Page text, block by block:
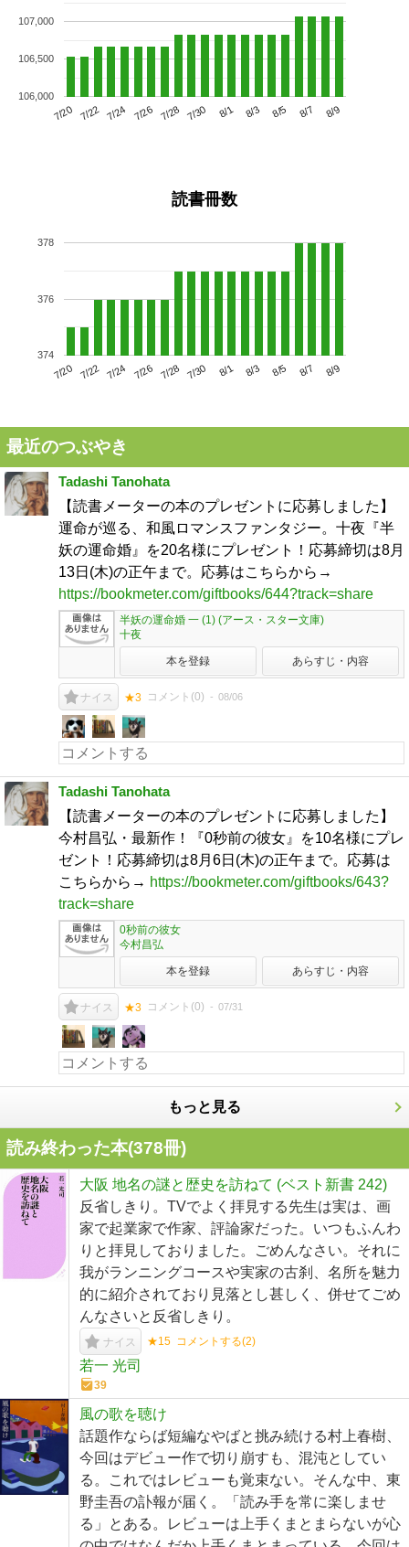
7/20 7/22 7/24 7/26 7/28 7/30 8/1 8/3 8/5 8/7 8/9
106,000
106,500
107,000
読書冊数
7/20 7/22 7/24 7/26 7/28 7/30 8/1 8/3 8/5 8/7 8/9
374
376
378
最近のつぶやき
Tadashi Tanohata
【読書メーターの本のプレゼントに応募しました】
運命が巡る、和風ロマンスファンタジー。十夜『半
妖の運命婚』を20名様にプレゼント！応募締切は8月
13日(木)の正午まで。応募はこちらから→
https://bookmeter.com/giftbooks/644?track=share
半妖の運命婚 一 (1) (アース・スター文庫)
十夜
本を登録 あらすじ・内容
ナイス ★3 コメント(0) 08/06
Tadashi Tanohata
【読書メーターの本のプレゼントに応募しました】
今村昌弘・最新作！『0秒前の彼女』を10名様にプレ
ゼント！応募締切は8月6日(木)の正午まで。応募は
こちらから→ https://bookmeter.com/giftbooks/643?
track=share
0秒前の彼女
今村昌弘
本を登録 あらすじ・内容
ナイス ★3 コメント(0) 07/31
もっと見る
読み終わった本(378冊)
大阪 地名の謎と歴史を訪ねて (ベスト新書 242)
反省しきり。TVでよく拝見する先生は実は、画
家で起業家で作家、評論家だった。いつもふんわ
りと拝見しておりました。ごめんなさい。それに
我がランニングコースや実家の古刹、名所を魅力
的に紹介されており見落とし甚しく、併せてごめ
んなさいと反省しきり。
ナイス ★15 コメントする(2)
若一 光司
39
風の歌を聴け
話題作ならば短編なやばと挑み続ける村上春樹、
今回はデビュー作で切り崩すも、混沌としてい
る。これではレビューも覚束ない。そんな中、東
野圭吾の訃報が届く。「読み手を常に楽しませ
る」とある。レビューは上手くまとまらないが心